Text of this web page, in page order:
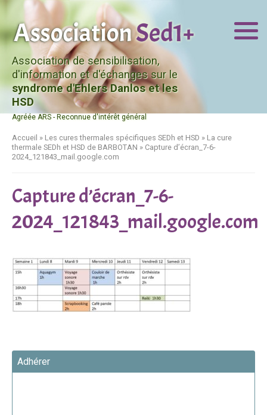
Association de sensibilisation,
d'information et d'échanges sur le
syndrome d'Ehlers Danlos et les
HSD
Agréée ARS - Reconnue d'intérêt général
Accueil » Les cures thermales spécifiques SEDh et HSD » La cure
thermale SEDh et HSD de BARBOTAN » Capture d’écran_7-6-
2024_121843_mail.google.com
Capture d’écran_7-6-
2024_121843_mail.google.com
Adhérer